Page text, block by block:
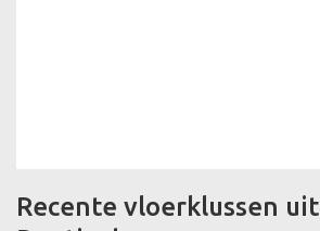
Recente vloerklussen uit